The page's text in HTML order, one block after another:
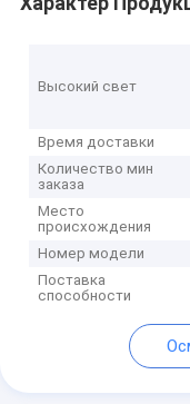
Высокий свет
Время доставки
Количество мин
заказа
Место
происхождения
Номер модели
Поставка
способности